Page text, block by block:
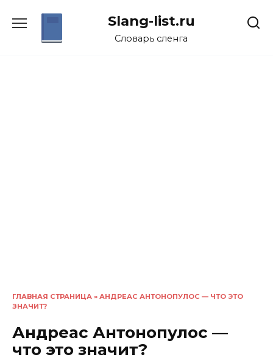
Slang-list.ru
Словарь сленга
ГЛАВНАЯ СТРАНИЦА » АНДРЕАС АНТОНОПУЛОС — ЧТО ЭТО
ЗНАЧИТ?
Андреас Антонопулос —
что это значит?